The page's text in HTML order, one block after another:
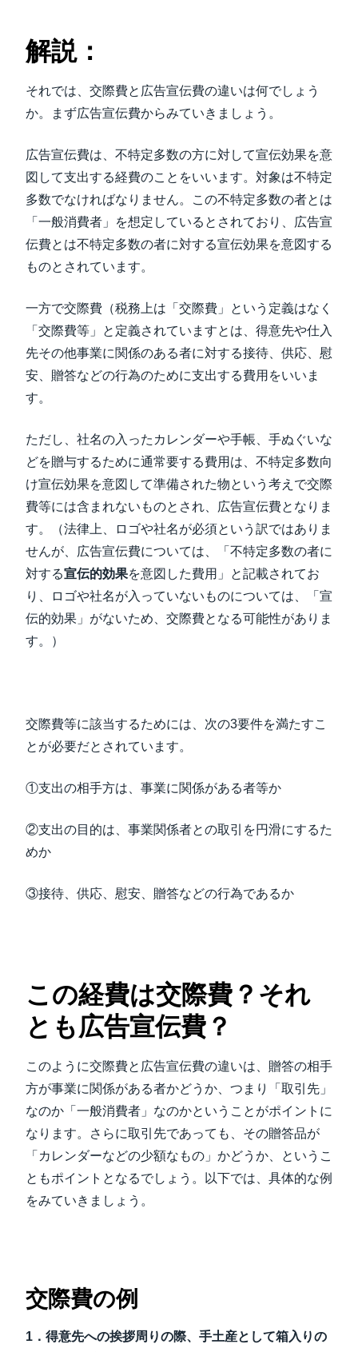
解説：
それでは、交際費と広告宣伝費の違いは何でしょう
か。まず広告宣伝費からみていきましょう。
広告宣伝費は、不特定多数の方に対して宣伝効果を意
図して支出する経費のことをいいます。対象は不特定
多数でなければなりません。この不特定多数の者とは
「一般消費者」を想定しているとされており、広告宣
伝費とは不特定多数の者に対する宣伝効果を意図する
ものとされています。
一方で交際費（税務上は「交際費」という定義はなく
「交際費等」と定義されていますとは、得意先や仕入
先その他事業に関係のある者に対する接待、供応、慰
安、贈答などの行為のために支出する費用をいいま
す。
ただし、社名の入ったカレンダーや手帳、手ぬぐいな
どを贈与するために通常要する費用は、不特定多数向
け宣伝効果を意図して準備された物という考えで交際
費等には含まれないものとされ、広告宣伝費となりま
す。（法律上、ロゴや社名が必須という訳ではありま
せんが、広告宣伝費については、「不特定多数の者に
対する宣伝的効果を意図した費用」と記載されてお
り、ロゴや社名が入っていないものについては、「宣
伝的効果」がないため、交際費となる可能性がありま
す。）
交際費等に該当するためには、次の3要件を満たすこ
とが必要だとされています。
①支出の相手方は、事業に関係がある者等か
②支出の目的は、事業関係者との取引を円滑にするた
めか
③接待、供応、慰安、贈答などの行為であるか
この経費は交際費？それ
とも広告宣伝費？
このように交際費と広告宣伝費の違いは、贈答の相手
方が事業に関係がある者かどうか、つまり「取引先」
なのか「一般消費者」なのかということがポイントに
なります。さらに取引先であっても、その贈答品が
「カレンダーなどの少額なもの」かどうか、というこ
ともポイントとなるでしょう。以下では、具体的な例
をみていきましょう。
交際費の例
1．得意先への挨拶周りの際、手土産として箱入りの